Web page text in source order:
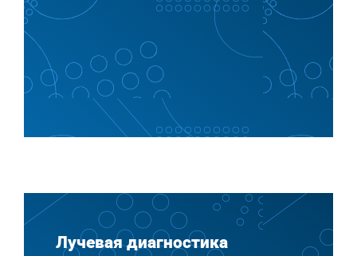
Лучевая диагностика